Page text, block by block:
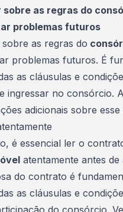
sobre as regras do
problemas futuros
as regras do
problemas futuros. É
as cláusulas e
ingressar no consórcio.
adicionais sobre esse
é essencial ler o
atentamente antes de
do contrato é
as cláusulas e
do consórcio.